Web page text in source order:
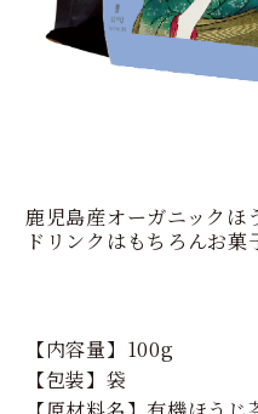
鹿児島産オーガニックほ
ドリンクはもちろんお菓
【内容量】100g
【包装】袋